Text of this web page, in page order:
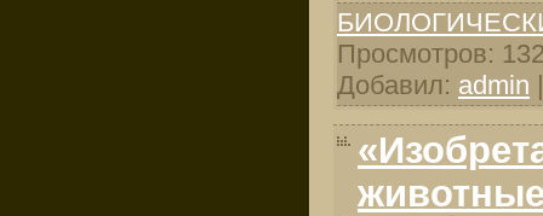
Просмотров:
Добавил: admin